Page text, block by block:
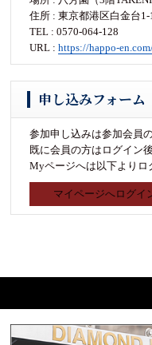
住所 : 東京都港区白金台1-
TEL : 0570-064-128
URL :https://happo-
申し込みフォーム
参加申し込みは参加会員
既に会員の方はログイン
Myページへは以下よりロ
マイページへログイ